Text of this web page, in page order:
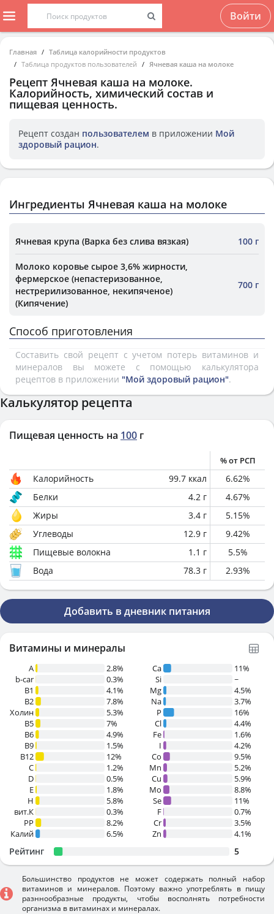
Войти
Главная
Таблица калорийности продуктов
Таблица продуктов пользователей
Ячневая каша на молоке
Рецепт Ячневая каша на молоке.
Калорийность, химический состав и
пищевая ценность.
Рецепт создан пользователем в приложении Мой
здоровый рацион.
Ингредиенты Ячневая каша на молоке
Ячневая крупа (Варка без слива вязкая) 100 г
Молоко коровье сырое 3,6% жирности,
фермерское (непастеризованное,
нестрерилизованное, некипяченое)
(Кипячение)
700 г
Способ приготовления
Составить свой рецепт с учетом потерь витаминов и
минералов вы можете с помощью калькулятора
рецептов в приложении "Мой здоровый рацион".
Калькулятор рецепта
Пищевая ценность на 100 г
% от РСП
Калорийность 99.7 ккал 6.62%
Белки
4.2 г 4.67%
Жиры
3.4 г 5.15%
Углеводы
12.9 г 9.42%
Пищевые волокна
1.1 г 5.5%
Вода
78.3 г 2.93%
Добавить в дневник питания
Витамины и минералы
A
2.8%
b-car
0.3%
В1
4.1%
B2
7.8%
Холин
5.3%
B5
7%
B6
4.9%
B9
1.5%
B12
12%
C
1.2%
D
0.5%
E
1.8%
H
5.8%
вит.К
0.3%
PP
8.2%
Калий
6.5%
Ca
11%
Si
~
Mg
4.5%
Na
3.7%
P
16%
Cl
4.4%
Fe
1.6%
I
4.2%
Co
9.5%
Mn
5.2%
Cu
5.9%
Mo
8.8%
Se
11%
F
0.7%
Cr
3.5%
Zn
4.1%
Рейтинг 5
Большинство продуктов не может содержать полный набор
витаминов и минералов. Поэтому важно употреблять в пищу
разннообразные продукты, чтобы восполнять потребности
организма в витаминах и минералах.